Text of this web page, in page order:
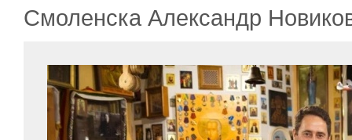
Смоленска Александр